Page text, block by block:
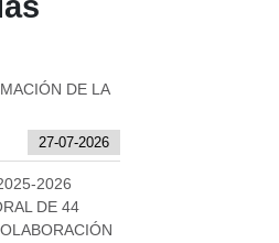
DE LA
27-07-2026
2026
DE 44